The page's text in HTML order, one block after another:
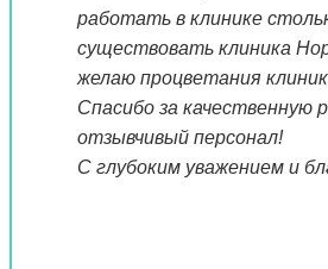
работать в клинике
существовать клиника
желаю процветания
Спасибо за качественную
отзывчивый персонал!
С глубоким уважением и